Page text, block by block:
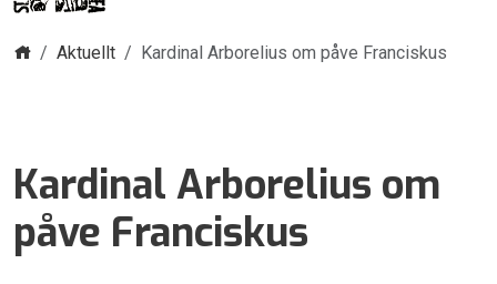
HemAktuellt Kardinal Arborelius om påve Franciskus
Kardinal Arborelius om
påve Franciskus